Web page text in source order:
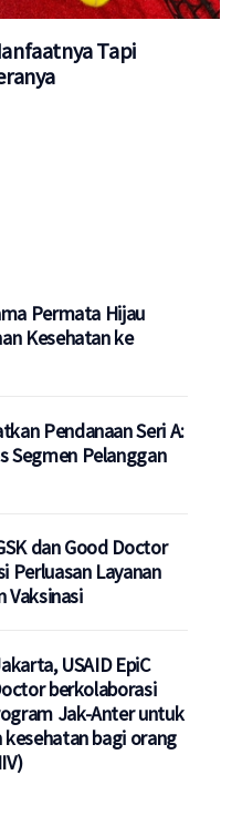
Tapi
Permata Hijau
Kesehatan ke
Pendanaan Seri A:
Segmen Pelanggan
dan Good Doctor
Perluasan Layanan
Vaksinasi
USAID EpiC
berkolaborasi
Jak-Anter untuk
bagi orang